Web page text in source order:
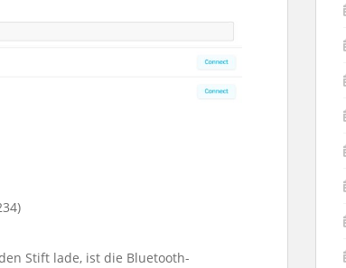
Stift lade, ist die Bluetooth-